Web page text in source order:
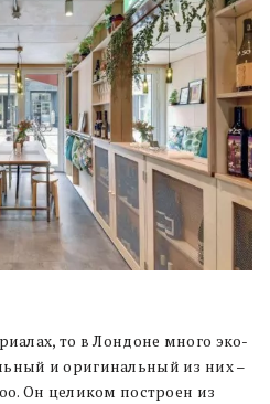
то в Лондоне много эко-
и оригинальный из них –
Он целиком построен из